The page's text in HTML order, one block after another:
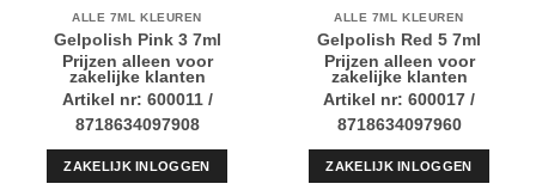
ALLE 7ML KLEUREN
Gelpolish Pink 3 7ml
Prijzen alleen voor
zakelijke klanten
Artikel nr: 600011 /
8718634097908
ZAKELIJK INLOGGEN
ALLE 7ML KLEUREN
Gelpolish Red 5 7ml
Prijzen alleen voor
zakelijke klanten
Artikel nr: 600017 /
8718634097960
ZAKELIJK INLOGGEN